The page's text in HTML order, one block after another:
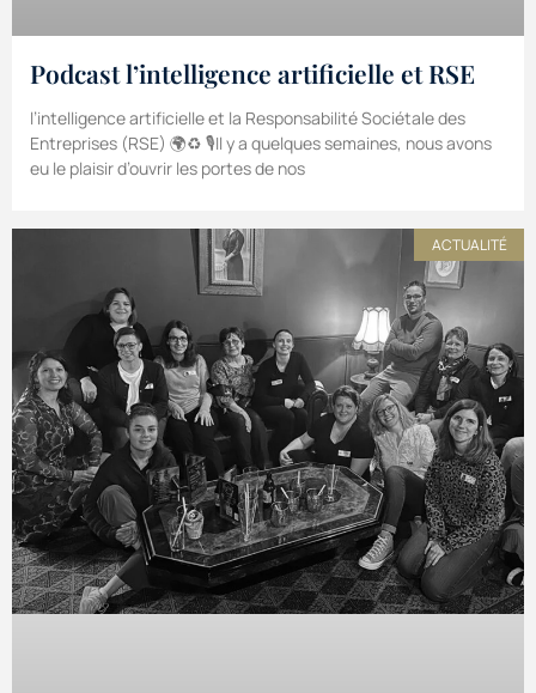
Podcast l’intelligence artificielle et RSE
l’intelligence artificielle et la Responsabilité Sociétale des
Entreprises (RSE) 🌍♻️ 🎙️Il y a quelques semaines, nous avons
eu le plaisir d’ouvrir les portes de nos
ACTUALITÉ